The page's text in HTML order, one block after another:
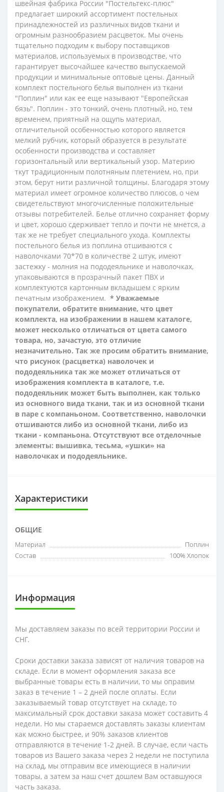
швейная фабрика России "Постельтекс-плюс"
предлагает широкий ассортимент постельных
принадлежностей из различных видов ткани и
огромным разнообразием расцветок. Мы очень
тщательно подходим к выбору поставщиков
материалов, используемых в производстве, что
гарантирует высочайшее качество выпускаемой
продукции и минимальные оптовые цены. Данный
комплект постельного белья выполнен из ткани
"Поплин" или как ее еще называют "Европейская
бязь". Поплин - это тонкий, очень плотный, но, тем
временем, приятный на ощупь материал,
отличительной особенностью которого является
мелкий рубчик, который образуется в результате
особенности производства и составляет
горизонтальный или вертикальный узор. Материю
ткут традиционным полотняным плетением, но, при
этом, берут нити различной толщины. Благодаря этому
материал имеет огромное количество плюсов, о чем
свидетельствуют многочисленные положительные
отзывы потребителей. Белье отлично сохраняет форму
и цвет, хорошо сдерживает тепло и почти не мнется, а
так же не требует специального ухода. Комплекты
постельного белья из поплина отшиваются с
наволочками 70*70 в количестве 2 штук, имеют
застежку - молния на пододеяльнике и наволочках,
упаковываются в прозрачный пакет ПВХ и
комплектуются картонным вкладышем с ярким
печатным изображением. * Уважаемые
покупатели, обратите внимание, что цвет
комплекта, на изображении в нашем каталоге,
может несколько отличаться от цвета самого
товара, но, зачастую, это отличие
незначительно. Так же просим обратить внимание,
что рисунок (расцветка) наволочек и
пододеяльника так же может отличаться от
изображения комплекта в каталоге, т.е.
пододеяльник может быть выполнен, как только
из основного вида ткани, так и из основной ткани
в паре с компаньоном. Соответственно, наволочки
отшиваются либо из основной ткани, либо из
ткани - компаньона. Отсутствуют все отделочные
элементы: вышивка, тесьма, «ушки» на
наволочках и пододеяльнике.
Характеристики
ОБЩИЕ
Материал
Поплин
Состав
100% Хлопок
Информация
Мы доставляем заказы по всей территории России и
СНГ.
Сроки доставки заказа зависят от наличия товаров на
складе. Если в момент оформления заказа все
выбранные товары есть в наличии, то мы оправим
заказ в течение 1 – 2 дней после оплаты. Если
заказываемый товар отсутствует на складе, то
максимальный срок доставки заказа может составить 4
недели. Но мы стараемся доставлять заказы клиентам
как можно быстрее, и 90% заказов клиентов
отправляются в течение 1-2 дней. В случае, если часть
товаров из Вашего заказа через 2 недели не поступила
на склад, мы отправим все имеющиеся в наличии
товары, а затем за наш счет дошлем Вам оставшуюся
часть заказа.